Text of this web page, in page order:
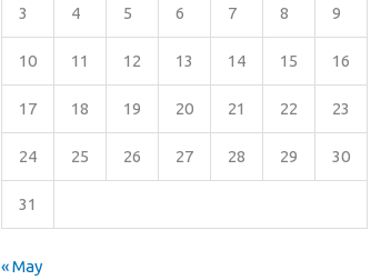
3 4 5 6 7 8 9
10 11 12 13 14 15 16
17 18 19 20 21 22 23
24 25 26 27 28 29 30
31
« May